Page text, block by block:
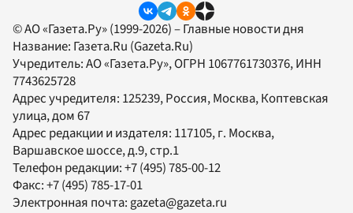
© АО «Газета.Ру» (1999-2026) – Главные новости дня
Название: Газета.Ru (Gazeta.Ru)
Учредитель:АО «Газета.Ру», ОГРН 1067761730376, ИНН
7743625728
Адрес учредителя: 125239, Россия, Москва, Коптевская
улица, дом 67
Адрес редакции и издателя: 117105, г. Москва,
Варшавское шоссе, д.9, стр.1
Телефон редакции:+7 (495) 785-00-12
Факс:+7 (495) 785-17-01
Электронная почта: gazeta@gazeta.ru